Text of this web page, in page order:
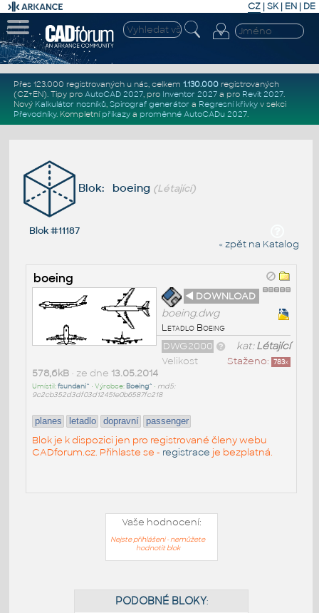
CZ | SK| EN | DE
Přes 123.000 registrovaných u nás, celkem 1.130.000registrovaných
(CZ+EN). Tipy pro AutoCAD 2027, pro Inventor 2027a pro Revit 2027.
Nový Kalkulátor nosníků, Spirograf generátor a Regresní křivkyv sekci
Převodníky. Kompletní příkazya proměnné AutoCADu 2027.
Blok: boeing (Létající)
Blok #11187
« zpět na Katalog
boeing
◄ DOWNLOAD
boeing.dwg
Letadlo Boeing
kat:Létající
DWG2000
Staženo: 783x
Velikost
578,6kB• ze dne 13.05.2014
Umístil:fsundani^ • Výrobce: Boeing^ • md5:
9c2cb352d3df03d12451e0b6587fc218
planes letadlo dopravní passenger
Blok je k dispozici jen pro registrované členy webu
CADforum.cz. Přihlaste se - registrace je bezplatná.
Vaše hodnocení:
Nejste přihlášeni - nemůžete
hodnotit blok